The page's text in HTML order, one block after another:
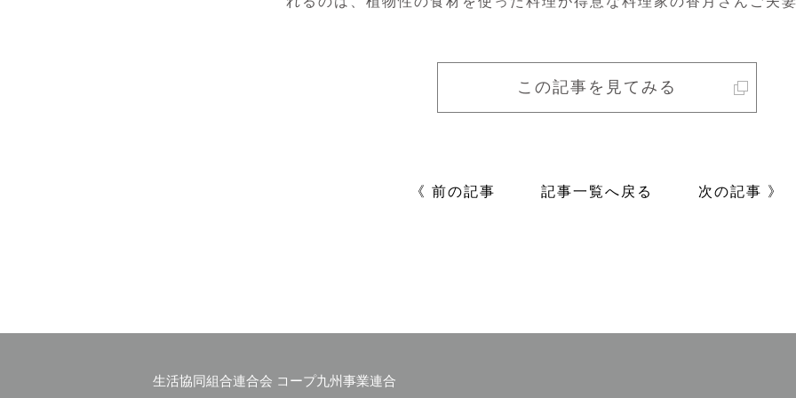
この記事を見てみる
《 前の記事 記事一覧へ戻る 次の記事 》
生活協同組合連合会 コープ九州事業連合